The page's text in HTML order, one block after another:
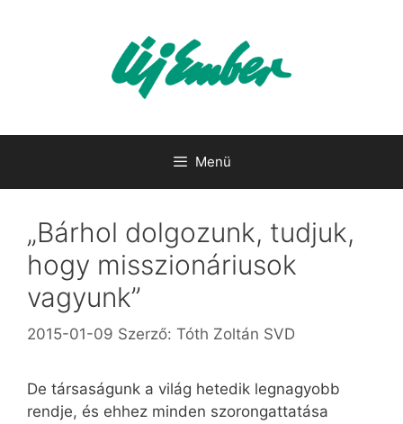
Menü
„Bárhol dolgozunk, tudjuk,
hogy misszionáriusok
vagyunk”
2015-01-09 Szerző: Tóth Zoltán SVD
De társaságunk a világ hetedik legnagyobb
rendje, és ehhez minden szorongattatása